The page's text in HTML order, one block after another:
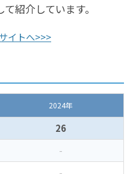
紹介しています。
イトへ>>>
2024年
26
-